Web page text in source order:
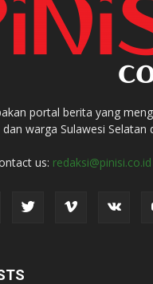
portal berita yang
warga Sulawesi Selatan
us: redaksi@pinisi.co.id